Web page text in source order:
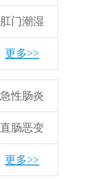
肛门潮湿
更多>>
急性肠炎
直肠恶变
更多>>